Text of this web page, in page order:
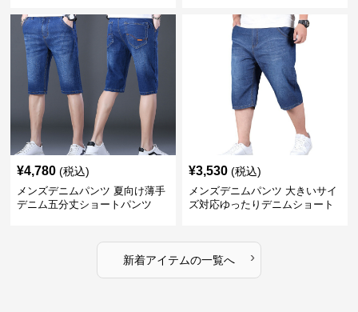
¥4,780 (税込)
メンズデニムパンツ 夏向け薄手
デニム五分丈ショートパンツ
¥3,530 (税込)
メンズデニムパンツ 大きいサイ
ズ対応ゆったりデニムショート
新着アイテムの一覧へ ›